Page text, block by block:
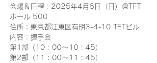
会場＆日程：2025年4月6日（日）＠TFT
ホール 500
住所：東京都江東区有明3-4-10 TFTビル
内容：握手会
第1部（10：00～10：45）
第2部（11：00～11：45）